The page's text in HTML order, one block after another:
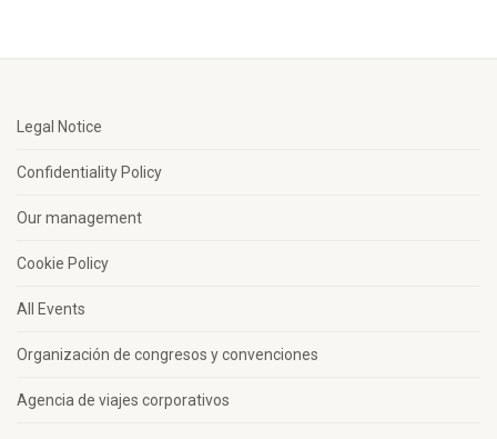
Legal Notice
Confidentiality Policy
Our management
Cookie Policy
All Events
Organización de congresos y convenciones
Agencia de viajes corporativos